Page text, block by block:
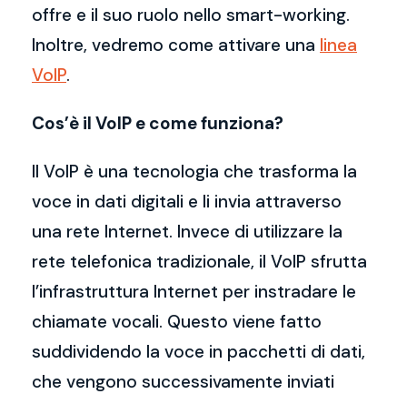
offre e il suo ruolo nello smart-working.
Inoltre, vedremo come attivare una linea
VoIP.
Cos’è il VoIP e come funziona?
Il VoIP è una tecnologia che trasforma la
voce in dati digitali e li invia attraverso
una rete Internet. Invece di utilizzare la
rete telefonica tradizionale, il VoIP sfrutta
l’infrastruttura Internet per instradare le
chiamate vocali. Questo viene fatto
suddividendo la voce in pacchetti di dati,
che vengono successivamente inviati